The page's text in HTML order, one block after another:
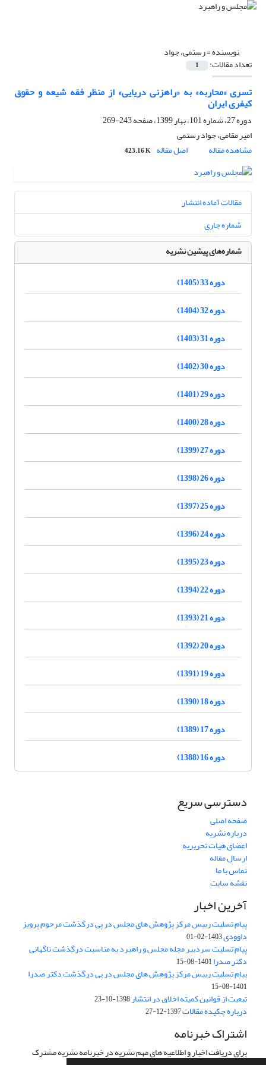
نویسنده =رستمی، جواد
تعداد مقالات: 1
تسری «محاربه» به «راهزنی دریایی» از منظر فقه شیعه و حقوق
کیفری ایران
دوره 27، شماره 101، بهار 1399، صفحه
243-269
امیر مقامی، جواد رستمی
مشاهده مقاله
اصل مقاله 423.16 K
مقالات آماده انتشار
شماره جاری
شماره‌های پیشین نشریه
دوره 33 (1405)
دوره 32 (1404)
دوره 31 (1403)
دوره 30 (1402)
دوره 29 (1401)
دوره 28 (1400)
دوره 27 (1399)
دوره 26 (1398)
دوره 25 (1397)
دوره 24 (1396)
دوره 23 (1395)
دوره 22 (1394)
دوره 21 (1393)
دوره 20 (1392)
دوره 19 (1391)
دوره 18 (1390)
دوره 17 (1389)
دوره 16 (1388)
دسترسی سریع
صفحه اصلی
درباره نشریه
اعضای هیات تحریریه
ارسال مقاله
تماس با ما
نقشه سایت
آخرین اخبار
پیام تسلیت رییس مرکز پژوهش های مجلس در پی درگذشت مرحوم پرویز
داوودی1403-02-01
پیام تسلیت سردبیر مجله مجلس و راهبرد به مناسبت درگذشت ناگهانی
دکتر صدرا1401-08-15
پیام تسلیت رییس مرکز پژوهش های مجلس در پی درگذشت دکتر صدرا
1401-08-15
تبعیت از قوانین کمیته اخلاق در انتشار1398-10-23
درباره چکیده مقالات1397-12-27
اشتراک خبرنامه
برای دریافت اخبار و اطلاعیه های مهم نشریه در خبرنامه نشریه مشترک